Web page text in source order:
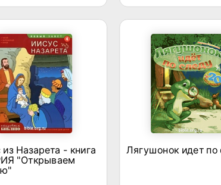
Назарета - книга
"Открываем
Лягушонок идет по